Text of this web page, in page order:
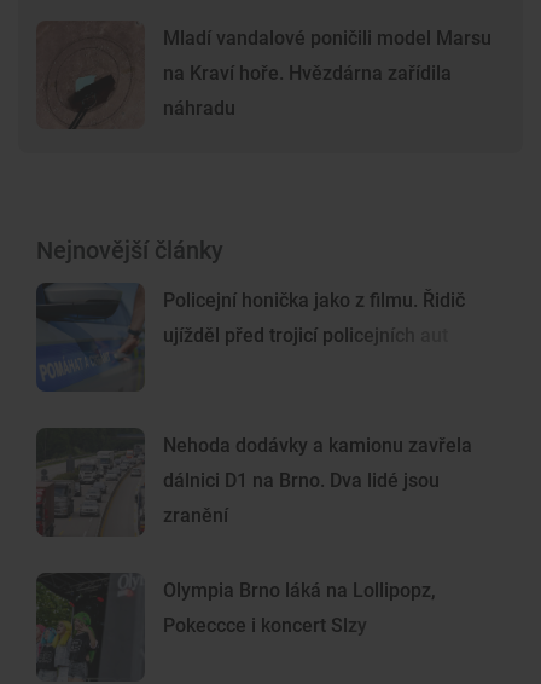
Mladí vandalové poničili model Marsu
na Kraví hoře. Hvězdárna zařídila
náhradu
Nejnovější články
Policejní honička jako z filmu. Řidič
ujížděl před trojicí policejních aut
Nehoda dodávky a kamionu zavřela
dálnici D1 na Brno. Dva lidé jsou
zranění
Olympia Brno láká na Lollipopz,
Pokeccce i koncert Slzy